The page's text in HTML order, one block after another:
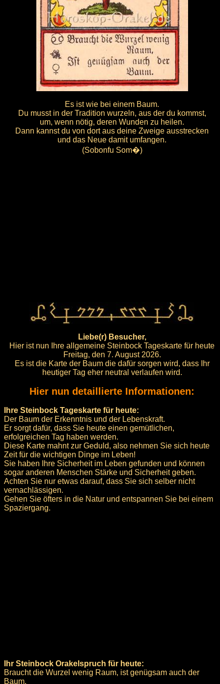
Es ist wie bei einem Baum.
Du musst in der Tradition wurzeln, aus der du kommst,
um, wenn nötig, deren Wunden zu heilen.
Dann kannst du von dort aus deine Zweige ausstrecken
und das Neue damit umfangen.
(Sobonfu Som�)
Liebe(r) Besucher,
Hier ist nun Ihre allgemeine Steinbock Tageskarte für heute
Freitag, den 7. August 2026.
Es ist die Karte der Baum die dafür sorgen wird, dass Ihr
heutiger Tag eher neutral verlaufen wird.
Hier nun detaillierte Informationen:
Ihre Steinbock Tageskarte für heute:
Der Baum der Erkenntnis und der Lebenskraft.
Er sorgt dafür, dass Sie heute einen gemütlichen,
erfolgreichen Tag haben werden.
Diese Karte mahnt zur Geduld, also nehmen Sie sich heute
Zeit für die wichtigen Dinge im Leben!
Sie haben Ihre Sicherheit im Leben gefunden und können
sogar anderen Menschen Stärke und Sicherheit geben.
Achten Sie nur etwas darauf, dass Sie sich selber nicht
vernachlässigen.
Gehen Sie öfters in die Natur und entspannen Sie bei einem
Spaziergang.
Ihr Steinbock Orakelspruch für heute:
Braucht die Wurzel wenig Raum, ist genügsam auch der
Baum.